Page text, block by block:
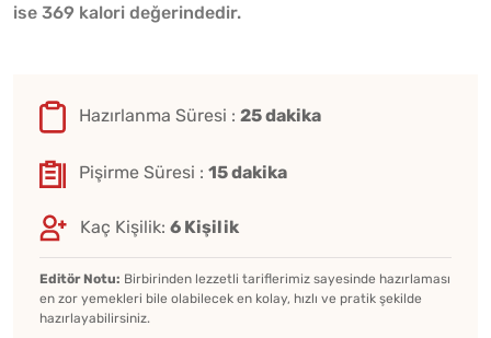
ise 369 kalori değerindedir.
Hazırlanma Süresi : 25 dakika
Pişirme Süresi : 15 dakika
Kaç Kişilik: 6 Kişilik
Editör Notu: Birbirinden lezzetli tariflerimiz sayesinde hazırlaması
en zor yemekleri bile olabilecek en kolay, hızlı ve pratik şekilde
hazırlayabilirsiniz.